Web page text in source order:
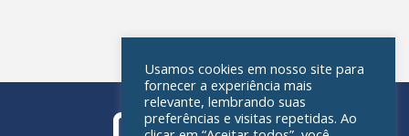
Usamos cookies em nosso site para
fornecer a experiência mais
relevante, lembrando suas
preferências e visitas repetidas. Ao